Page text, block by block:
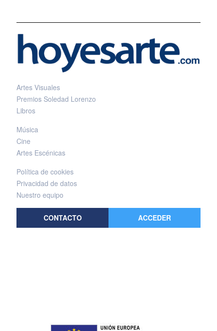
Artes Visuales
Premios Soledad Lorenzo
Libros
Música
Cine
Artes Escénicas
Política de cookies
Privacidad de datos
Nuestro equipo
CONTACTO ACCEDER